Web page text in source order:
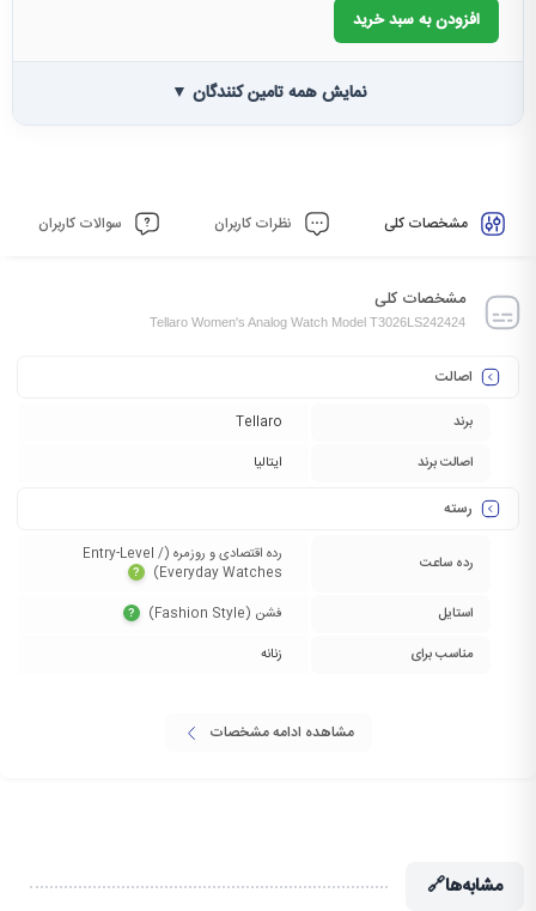
افزودن به سبد خرید
نمایش همه تامین کنندگان ▼
مشخصات کلی نظرات کاربران سوالات کاربران
مشخصات کلی
Tellaro Women's Analog Watch Model T3026LS242424
اصالت
برند
Tellaro
اصالت برند
ایتالیا
رسته
رده ساعت
رده اقتصادی و روزمره (Entry-Level /
Everyday Watches)‏
?
استایل فشن (Fashion Style)‏ ?
مناسب برای زنانه
مشاهده ادامه مشخصات
مشابه‌ها🔗